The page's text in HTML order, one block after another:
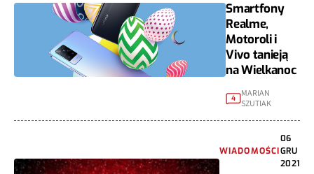
Smartfony
Realme,
Motoroli i
Vivo tanieją
na Wielkanoc
4
MARIAN
SZUTIAK
WIADOMOŚCI
06
GRU
2021